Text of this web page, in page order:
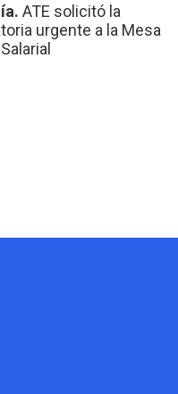
ATE solicitó la
urgente a la Mesa